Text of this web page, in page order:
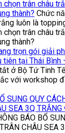
chọn trân châu
thành? Chức
luôn là
chọn trân châu
thành?
trọn gói giải
tại Thái Bình
ở Bộ Tứ Tinh
với workshop
SUNG QUY
SEA 3Q TRẮNG
BÁO BỔ
CHÂU SEA